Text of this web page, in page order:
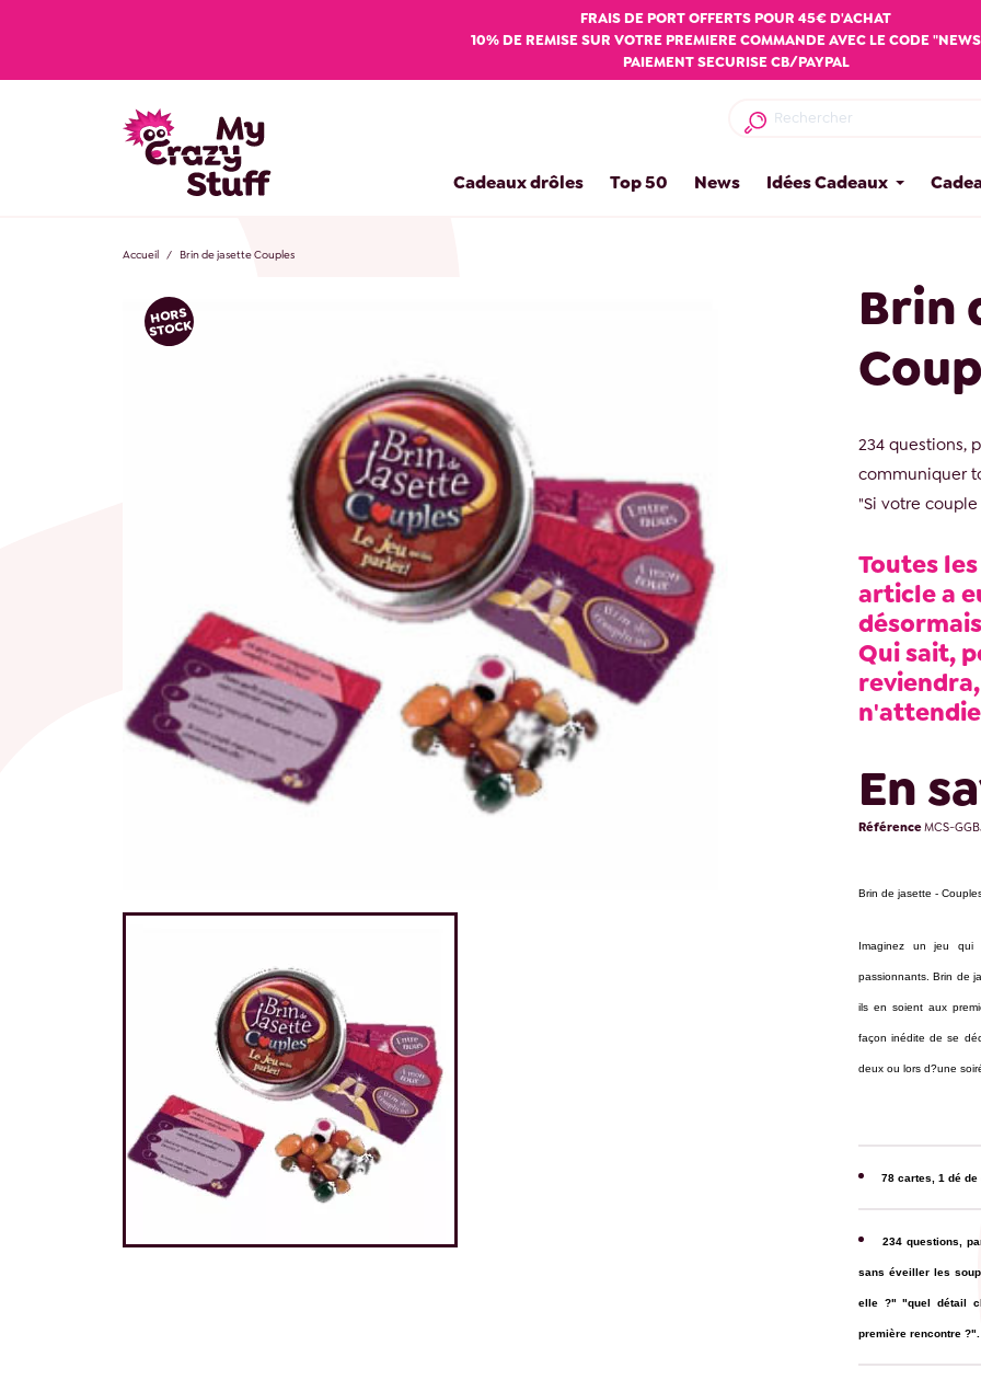
FRAIS DE PORT OFFERTS POUR 45€ D'ACHAT
10% DE REMISE SUR VOTRE PREMIERE COMMANDE AVEC LE CODE
PAIEMENT SECURISE CB/PAYPAL
Idées Cadeaux
News
Top 50
Cadeaux drôles
Accueil Brin de jasette Couples
HORS
STOCK
Brin
234 questions,
communiquer
"Si votre
Toutes
article a
Qui sait,
En
RéférenceMCS-
Brin de jasette -
Imaginez un jeu qui
passionnants. Brin de
ils en soient aux
façon inédite de se
deux ou lors d?une
78 cartes, 1 dé de
234 questions,
sans éveiller les
elle ?" "quel détail
première rencontre ?".